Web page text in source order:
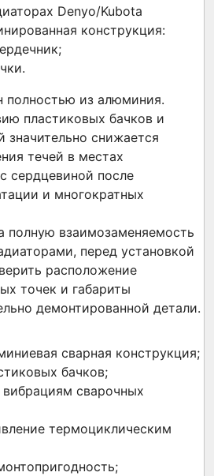
Denyo/Kubota
конструкция:
полностью из алюминия.
пластиковых бачков и
значительно снижается
течей в местах
сердцевиной после
и многократных
полную взаимозаменяемость
перед установкой
расположение
точек и габариты
демонтированной детали.
сварная конструкция;
бачков;
сварочных
термоциклическим